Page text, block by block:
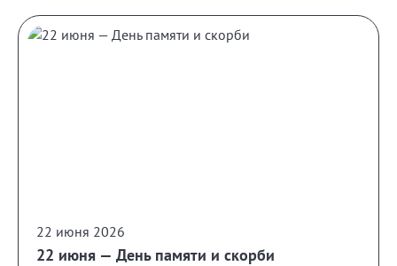
22 июня 2026
22 июня — День памяти и скорби